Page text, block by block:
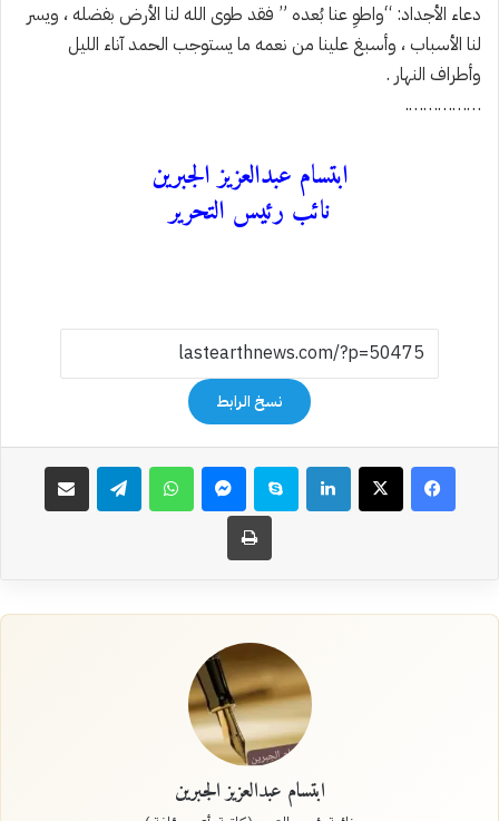
دعاء الأجداد: “واطوِ عنا بُعده ” فقد طوى الله لنا الأرض بفضله ، ويسر
لنا الأسباب ، وأسبغ علينا من نعمه ما يستوجب الحمد آناء الليل
وأطراف النهار .
…………….
ابتسام عبدالعزيز الجبرين
نائب رئيس التحرير
نسخ الرابط
فيسبوك‫X لينكدإن سكايب ماسنجر واتساب تيلقرام مشاركة عبر البريد
طباعة
ابتسام عبدالعزيز الجبرين